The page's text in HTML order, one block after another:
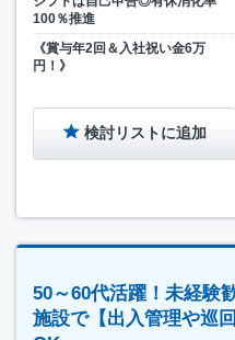
100％推進
《賞与年2回＆入社祝い金6万
円！》
検討リストに追加
50～60代活躍！未経験
施設で【出入管理や巡